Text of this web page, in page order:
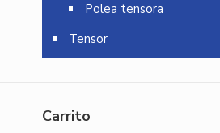
Polea tensora
Tensor
Carrito